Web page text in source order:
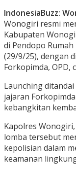
IndonesiaBuzz:
Wonogiri resmi
Kabupaten
di Pendopo
(29/9/25), dengan
Forkopimda, OPD,
Launching
jajaran
kebangkitan
Kapolres
lomba tersebut
kepolisian dalam
keamanan